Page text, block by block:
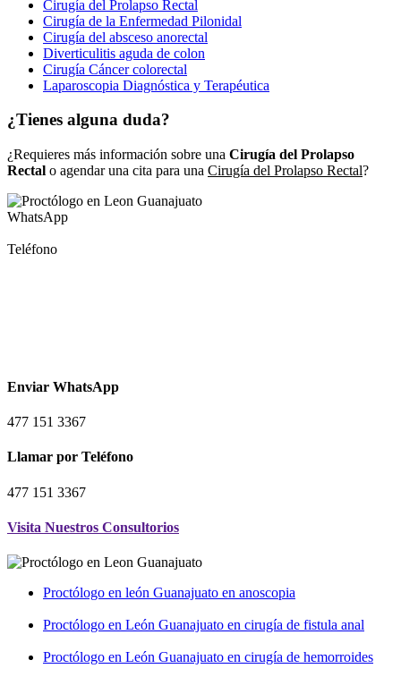
Cirugía del Prolapso Rectal
Cirugía de la Enfermedad Pilonidal
Cirugía del absceso anorectal
Diverticulitis aguda de colon
Cirugía Cáncer colorectal
Laparoscopia Diagnóstica y Terapéutica
¿Tienes alguna duda?
¿Requieres más información sobre una Cirugía del Prolapso
Rectal o agendar una cita para una Cirugía del Prolapso Rectal?
WhatsApp
Teléfono
Enviar WhatsApp
477 151 3367
Llamar por Teléfono
477 151 3367
Visita Nuestros Consultorios
Proctólogo en león Guanajuato en anoscopia
Proctólogo en León Guanajuato en cirugía de fistula anal
Proctólogo en León Guanajuato en cirugía de hemorroides